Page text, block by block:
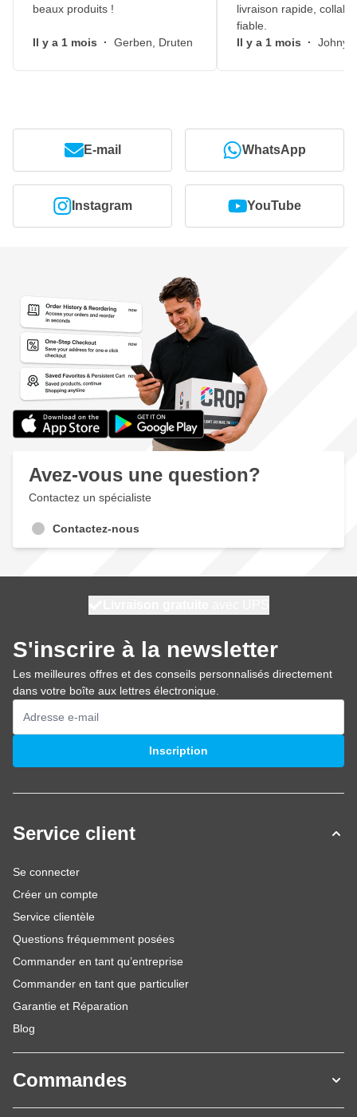
beaux produits !
Il y a 1 mois · Gerben, Druten
livraison rapide,
fiable.
Il y a 1 mois · Johny,
E-mail WhatsApp
Instagram YouTube
Avez-vous une question?
Contactez un spécialiste
Contactez-nous
S'inscrire à la newsletter
Les meilleures offres et des conseils personnalisés directement
dans votre boîte aux lettres électronique.
Adresse mail
Inscription
Service client
Se connecter
Créer un compte
Service clientèle
Questions fréquemment posées
Commander en tant qu’entreprise
Commander en tant que particulier
Garantie et Réparation
Blog
Commandes